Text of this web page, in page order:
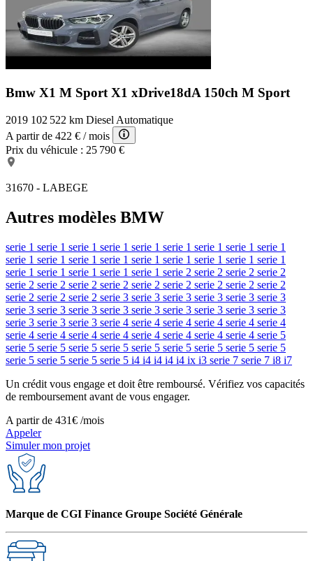
Bmw X1 M Sport X1 xDrive18dA 150ch M Sport
2019 102 522 km Diesel Automatique
A partir de 422 € / mois
Prix du véhicule : 25 790 €
31670 - LABEGE
Autres modèles BMW
serie 1 serie 1 serie 1 serie 1 serie 1 serie 1 serie 1 serie 1 serie 1
serie 1 serie 1 serie 1 serie 1 serie 1 serie 1 serie 1 serie 1 serie 1
serie 1 serie 1 serie 1 serie 1 serie 1 serie 2 serie 2 serie 2 serie 2
serie 2 serie 2 serie 2 serie 2 serie 2 serie 2 serie 2 serie 2 serie 2
serie 2 serie 2 serie 2 serie 3 serie 3 serie 3 serie 3 serie 3 serie 3
serie 3 serie 3 serie 3 serie 3 serie 3 serie 3 serie 3 serie 3 serie 3
serie 3 serie 3 serie 3 serie 4 serie 4 serie 4 serie 4 serie 4 serie 4
serie 4 serie 4 serie 4 serie 4 serie 4 serie 4 serie 4 serie 4 serie 5
serie 5 serie 5 serie 5 serie 5 serie 5 serie 5 serie 5 serie 5 serie 5
serie 5 serie 5 serie 5 serie 5 i4 i4 i4 i4 i4 ix i3 serie 7 serie 7 i8 i7
Un crédit vous engage et doit être remboursé. Vérifiez vos capacités
de remboursement avant de vous engager.
A partir de 431€ /mois
Appeler
Simuler mon projet
Marque de CGI Finance Groupe Société Générale